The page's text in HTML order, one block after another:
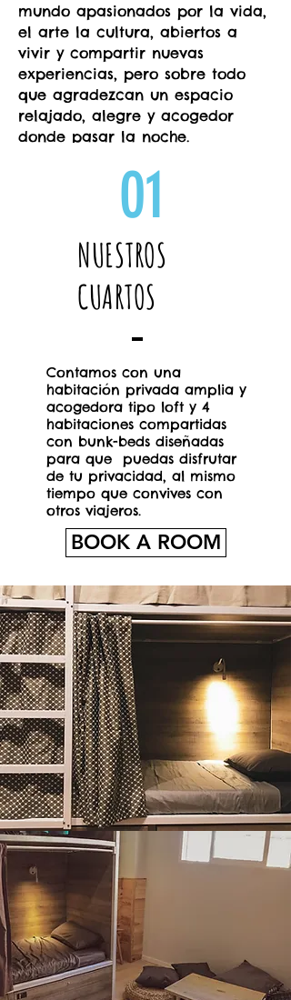
mundo apasionados por la vida,
el arte la cultura, abiertos a
vivir y compartir nuevas
experiencias, pero sobre todo
que agradezcan un espacio
relajado, alegre y acogedor
donde pasar la noche.
01
NUESTROS
CUARTOS
Contamos con una
habitación privada amplia y
acogedora tipo loft y 4
habitaciones compartidas
con bunk-beds diseñadas
para que puedas disfrutar
de tu privacidad, al mismo
tiempo que convives con
otros viajeros.
BOOK A ROOM